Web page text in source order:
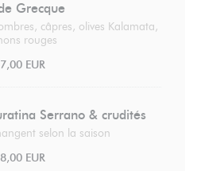
Grecque
câpres, olives Kalamata,
rouges
EUR
Serrano & crudités
selon la saison
EUR